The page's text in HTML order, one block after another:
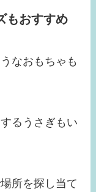
もおすすめ
なおもちゃも
るうさぎもい
所を探し当て